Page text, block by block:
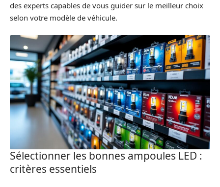
des experts capables de vous guider sur le meilleur choix
selon votre modèle de véhicule.
Sélectionner les bonnes ampoules LED :
critères essentiels